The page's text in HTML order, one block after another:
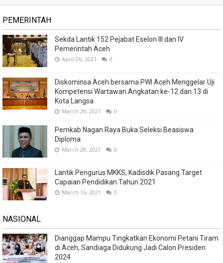
PEMERINTAH
Sekda Lantik 152 Pejabat Eselon III dan IV
Pemerintah Aceh
April 06, 2021 0
Diskominsa Aceh bersama PWI Aceh Menggelar Uji
Kompetensi Wartawan Angkatan ke-12 dan 13 di
Kota Langsa
March 29, 2021 0
Pemkab Nagan Raya Buka Seleksi Beasiswa
Diploma
March 28, 2021 0
Lantik Pengurus MKKS, Kadisdik Pasang Target
Capaian Pendidikan Tahun 2021
March 16, 2021 0
NASIONAL
Dianggap Mampu Tingkatkan Ekonomi Petani Tiram
di Aceh, Sandiaga Didukung Jadi Calon Presiden
2024